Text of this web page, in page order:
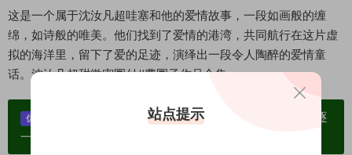
这是一个属于沈汝凡超哇塞和他的爱情故事，一段如画般的缠
绵，如诗般的唯美。他们找到了爱情的港湾，共同航行在这片虚
拟的海洋里，留下了爱的足迹，演绎出一段令人陶醉的爱情童
话。 沈汝凡超甜微密圈付#费圈子作品合集
优势：
单个博主作品统一整合分享、素材高度去重复、逐
一归档方便收藏！
站点提示